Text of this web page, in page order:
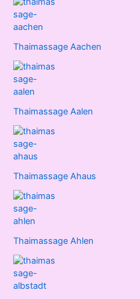
Thaimassage Aachen
Thaimassage Aalen
Thaimassage Ahaus
Thaimassage Ahlen